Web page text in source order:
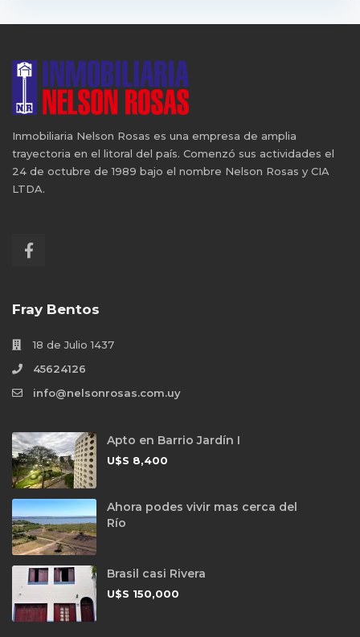
Inmobiliaria Nelson Rosas es una empresa de amplia
trayectoria en el litoral del país. Comenzó sus actividades el
24 de octubre de 1989 bajo el nombre Nelson Rosas y CIA
LTDA.
Fray Bentos
18 de Julio 1437
45624126
info@nelsonrosas.com.uy
Apto en Barrio Jardín I
U$S 8,400
Ahora podes vivir mas cerca del
Río
Brasil casi Rivera
U$S 150,000